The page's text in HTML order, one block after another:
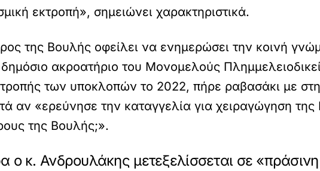
εκτροπή», σημειώνει χαρακτηριστικά.
της Βουλής οφείλει να ενημερώσει την κοινή
ακροατήριο του Μονομελούς
των υποκλοπών το 2022, πήρε ραβασάκι με
αν «ερεύνησε την καταγγελία για χειραγώγηση της
της Βουλής;».
ο κ. Ανδρουλάκης μετεξελίσσεται σε